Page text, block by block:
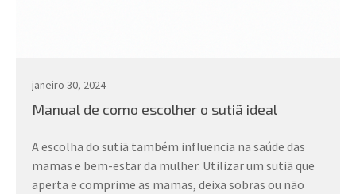
janeiro 30, 2024
Manual de como escolher o sutiã ideal
A escolha do sutiã também influencia na saúde das
mamas e bem-estar da mulher. Utilizar um sutiã que
aperta e comprime as mamas, deixa sobras ou não